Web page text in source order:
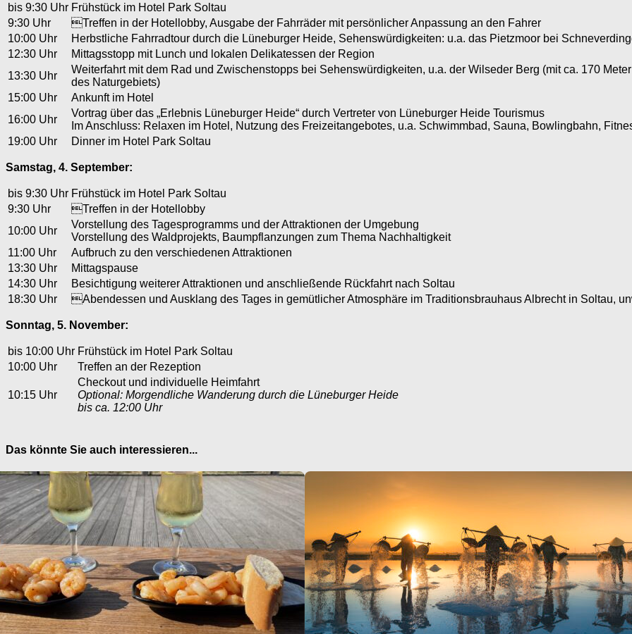
bis 9:30 Uhr Frühstück im Hotel Park Soltau
9:30 Uhr
Treffen in der Hotellobby, Ausgabe der Fahrräder mit persönlicher Anpassung an den Fahrer
10:00 Uhr
Herbstliche Fahrradtour durch die Lüneburger Heide, Sehenswürdigkeiten: u.a. das Pietzmoor bei
12:30 Uhr
Mittagsstopp mit Lunch und lokalen Delikatessen der Region
13:30 Uhr
Weiterfahrt mit dem Rad und Zwischenstopps bei Sehenswürdigkeiten, u.a. der Wilseder Berg (mit ca. 170
des Naturgebiets)
15:00 Uhr
Ankunft im Hotel
16:00 Uhr
Vortrag über das „Erlebnis Lüneburger Heide“ durch Vertreter von Lüneburger Heide Tourismus
Im Anschluss: Relaxen im Hotel, Nutzung des Freizeitangebotes, u.a. Schwimmbad, Sauna, Bowlingbahn,
19:00 Uhr
Dinner im Hotel Park Soltau
Samstag, 4. September:
bis 9:30 Uhr Frühstück im Hotel Park Soltau
9:30 Uhr
Treffen in der Hotellobby
10:00 Uhr
Vorstellung des Tagesprogramms und der Attraktionen der Umgebung
Vorstellung des Waldprojekts, Baumpflanzungen zum Thema Nachhaltigkeit
11:00 Uhr
Aufbruch zu den verschiedenen Attraktionen
13:30 Uhr
Mittagspause
14:30 Uhr
Besichtigung weiterer Attraktionen und anschließende Rückfahrt nach Soltau
18:30 Uhr
Abendessen und Ausklang des Tages in gemütlicher Atmosphäre im Traditionsbrauhaus Albrecht in Soltau,
Sonntag, 5. November:
bis 10:00 Uhr Frühstück im Hotel Park Soltau
10:00 Uhr
Treffen an der Rezeption
10:15 Uhr
Checkout und individuelle Heimfahrt
Optional: Morgendliche Wanderung durch die Lüneburger Heide
bis ca. 12:00 Uhr
Das könnte Sie auch interessieren...